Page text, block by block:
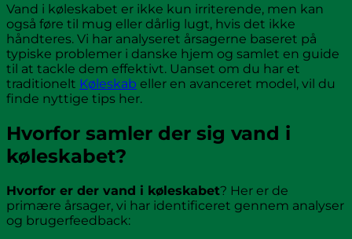
Vand i køleskabet er ikke kun irriterende, men kan
også føre til mug eller dårlig lugt, hvis det ikke
håndteres. Vi har analyseret årsagerne baseret på
typiske problemer i danske hjem og samlet en guide
til at tackle dem effektivt. Uanset om du har et
traditionelt Køleskab eller en avanceret model, vil du
finde nyttige tips her.
Hvorfor samler der sig vand i
køleskabet?
Hvorfor er der vand i køleskabet? Her er de
primære årsager, vi har identificeret gennem analyser
og brugerfeedback: